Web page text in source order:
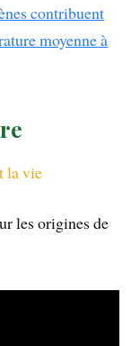
contribuent
moyenne à
la vie
les origines de